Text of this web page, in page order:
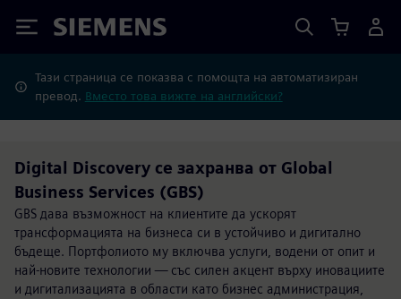
Siemens
Тази страница се показва с помощта на автоматизиран
превод. Вместо това вижте на английски?
Digital Discovery се захранва от Global
Business Services (GBS)
GBS дава възможност на клиентите да ускорят
трансформацията на бизнеса си в устойчиво и дигитално
бъдеще. Портфолиото му включва услуги, водени от опит и
най-новите технологии — със силен акцент върху иновациите
и дигитализацията в области като бизнес администрация,